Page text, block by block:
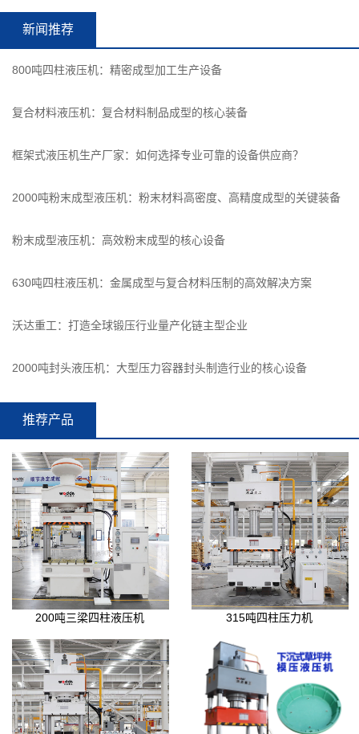
新闻推荐
800吨四柱液压机：精密成型加工生产设备
复合材料液压机：复合材料制品成型的核心装备
框架式液压机生产厂家：如何选择专业可靠的设备供应商？
2000吨粉末成型液压机：粉末材料高密度、高精度成型的关键装备
粉末成型液压机：高效粉末成型的核心设备
630吨四柱液压机：金属成型与复合材料压制的高效解决方案
沃达重工：打造全球锻压行业量产化链主型企业
2000吨封头液压机：大型压力容器封头制造行业的核心设备
推荐产品
200吨三梁四柱液压机 315吨四柱压力机